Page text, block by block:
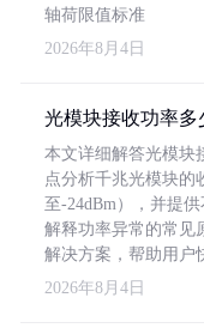
轴荷限值标准
2026年8月4日
光模块接收功率多
本文详细解答光模块
点分析千兆光模块的
至-24dBm），并提
解释功率异常的常见
解决方案，帮助用户
2026年8月4日